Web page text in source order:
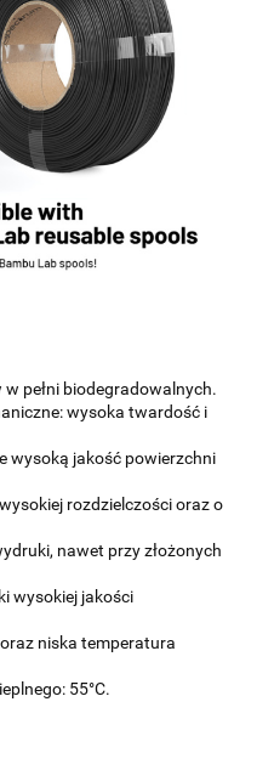
pełni biodegradowalnych.
wysoka twardość i
wysoką jakość powierzchni
rozdzielczości oraz o
nawet przy złożonych
wysokiej jakości
niska temperatura
55°C.